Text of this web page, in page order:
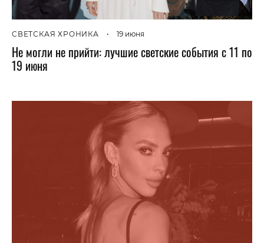
СВЕТСКАЯ ХРОНИКА • 19 июня
Не могли не прийти: лучшие светские события с 11 по
19 июня